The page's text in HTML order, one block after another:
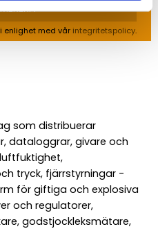
enlighet med vår integritetspolicy.
som distribuerar
dataloggrar, givare och
tryck, fjärrstyrningar -
för giftiga och explosiva
och regulatorer,
godstjockleksmätare,